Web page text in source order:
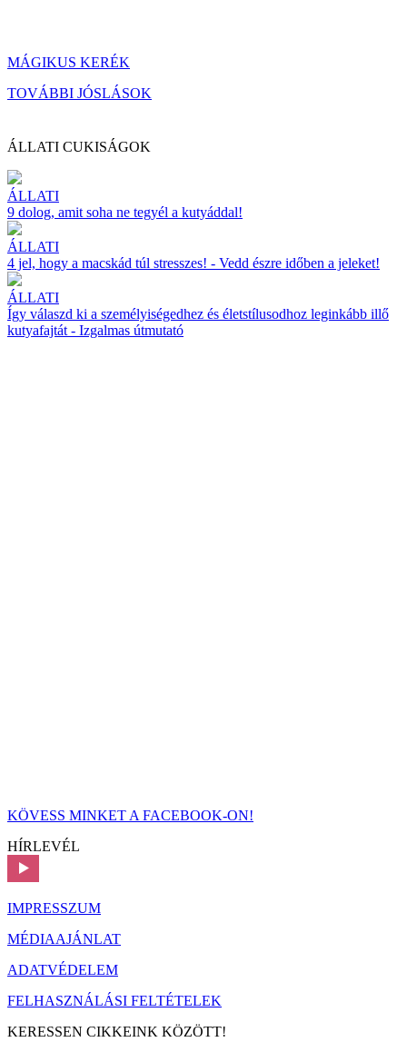
MÁGIKUS KERÉK
TOVÁBBI JÓSLÁSOK
ÁLLATI CUKISÁGOK
ÁLLATI
9 dolog, amit soha ne tegyél a kutyáddal!
ÁLLATI
4 jel, hogy a macskád túl stresszes! - Vedd észre időben a jeleket!
ÁLLATI
Így válaszd ki a személyiségedhez és életstílusodhoz leginkább illő
kutyafajtát - Izgalmas útmutató
KÖVESS MINKET A FACEBOOK-ON!
HÍRLEVÉL
IMPRESSZUM
MÉDIAAJÁNLAT
ADATVÉDELEM
FELHASZNÁLÁSI FELTÉTELEK
KERESSEN CIKKEINK KÖZÖTT!